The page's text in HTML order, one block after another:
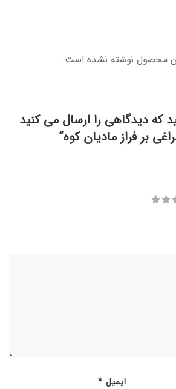
محصول نوشته نشده است.
که دیدگاهی را ارسال می کنید
بر فراز مادیان کوه”
ایمیل *